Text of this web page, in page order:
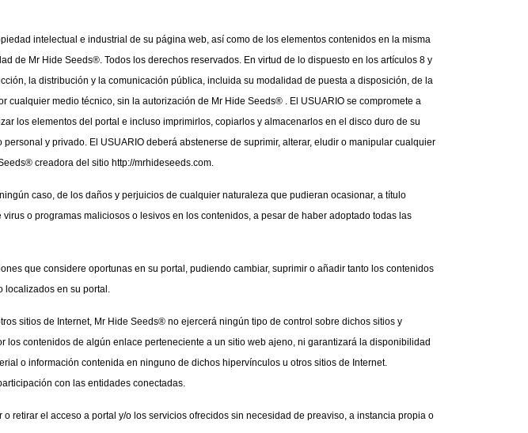
intelectual e industrial de su página web, así como de los elementos contenidos en la misma
de Mr Hide Seeds®. Todos los derechos reservados. En virtud de lo dispuesto en los artículos 8 y
la distribución y la comunicación pública, incluida su modalidad de puesta a disposición, de la
medio técnico, sin la autorización de Mr Hide Seeds® . El USUARIO se compromete a
los elementos del portal e incluso imprimirlos, copiarlos y almacenarlos en el disco duro de su
y privado. El USUARIO deberá abstenerse de suprimir, alterar, eludir o manipular cualquier
creadora del sitio http://mrhideseeds.com.
caso, de los daños y perjuicios de cualquier naturaleza que pudieran ocasionar, a título
o programas maliciosos o lesivos en los contenidos, a pesar de haber adoptado todas las
que considere oportunas en su portal, pudiendo cambiar, suprimir o añadir tanto los contenidos
localizados en su portal.
sitios de Internet, Mr Hide Seeds® no ejercerá ningún tipo de control sobre dichos sitios y
contenidos de algún enlace perteneciente a un sitio web ajeno, ni garantizará la disponibilidad
o información contenida en ninguno de dichos hipervínculos u otros sitios de Internet.
con las entidades conectadas.
retirar el acceso a portal y/o los servicios ofrecidos sin necesidad de preaviso, a instancia propia o